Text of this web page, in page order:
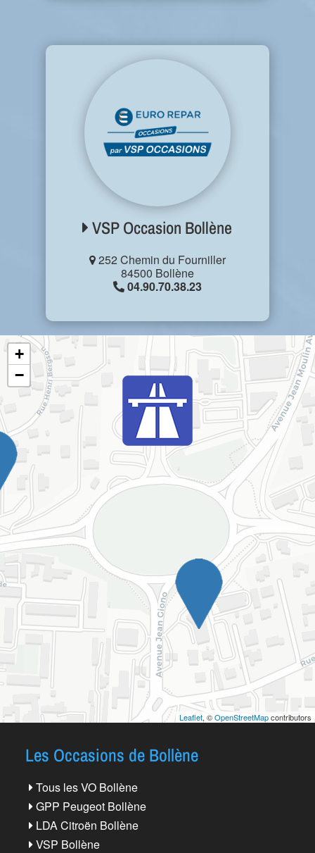
VSP Occasion Bollène
252 Chemin du Fourniller
84500 Bollène
04.90.70.38.23
+
−
Leaflet, ©OpenStreetMapcontributors
Les Occasions de Bollène
Tous les VO Bollène
GPP Peugeot Bollène
LDA Citroën Bollène
VSP Bollène